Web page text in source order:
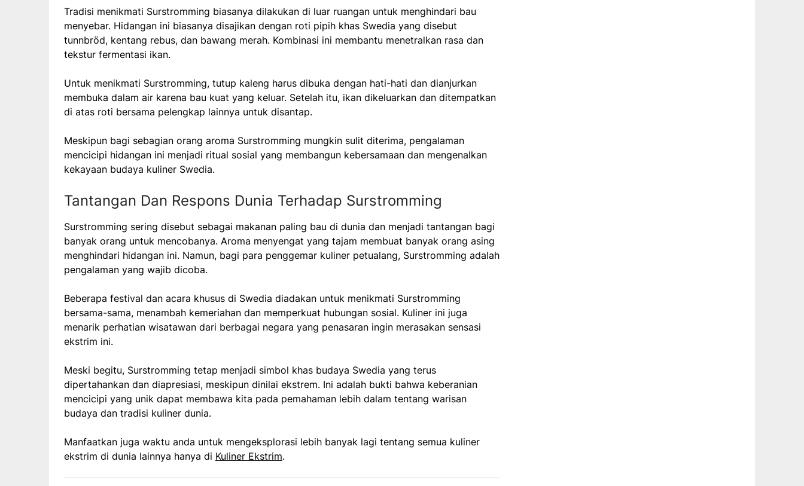
Tradisi menikmati Surstromming biasanya dilakukan di luar ruangan untuk menghindari bau
menyebar. Hidangan ini biasanya disajikan dengan roti pipih khas Swedia yang disebut
tunnbröd, kentang rebus, dan bawang merah. Kombinasi ini membantu menetralkan rasa dan
tekstur fermentasi ikan.
Untuk menikmati Surstromming, tutup kaleng harus dibuka dengan hati-hati dan dianjurkan
membuka dalam air karena bau kuat yang keluar. Setelah itu, ikan dikeluarkan dan ditempatkan
di atas roti bersama pelengkap lainnya untuk disantap.
Meskipun bagi sebagian orang aroma Surstromming mungkin sulit diterima, pengalaman
mencicipi hidangan ini menjadi ritual sosial yang membangun kebersamaan dan mengenalkan
kekayaan budaya kuliner Swedia.
Tantangan Dan Respons Dunia Terhadap Surstromming
Surstromming sering disebut sebagai makanan paling bau di dunia dan menjadi tantangan bagi
banyak orang untuk mencobanya. Aroma menyengat yang tajam membuat banyak orang asing
menghindari hidangan ini. Namun, bagi para penggemar kuliner petualang, Surstromming adalah
pengalaman yang wajib dicoba.
Beberapa festival dan acara khusus di Swedia diadakan untuk menikmati Surstromming
bersama-sama, menambah kemeriahan dan memperkuat hubungan sosial. Kuliner ini juga
menarik perhatian wisatawan dari berbagai negara yang penasaran ingin merasakan sensasi
ekstrim ini.
Meski begitu, Surstromming tetap menjadi simbol khas budaya Swedia yang terus
dipertahankan dan diapresiasi, meskipun dinilai ekstrem. Ini adalah bukti bahwa keberanian
mencicipi yang unik dapat membawa kita pada pemahaman lebih dalam tentang warisan
budaya dan tradisi kuliner dunia.
Manfaatkan juga waktu anda untuk mengeksplorasi lebih banyak lagi tentang semua kuliner
ekstrim di dunia lainnya hanya di Kuliner Ekstrim.